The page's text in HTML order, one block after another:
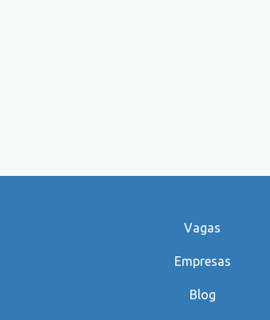
Vagas
Empresas
Blog